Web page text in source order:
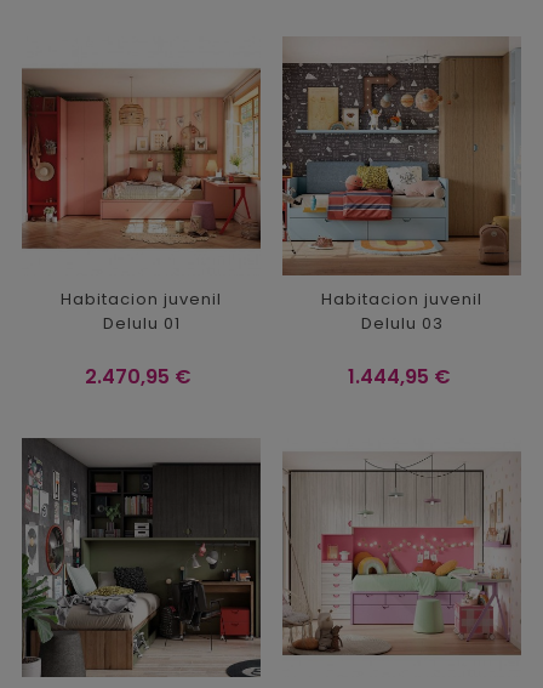
Habitacion juvenil
Delulu 01
Precio
2.470,95 €
Habitacion juvenil
Delulu 03
Precio
1.444,95 €